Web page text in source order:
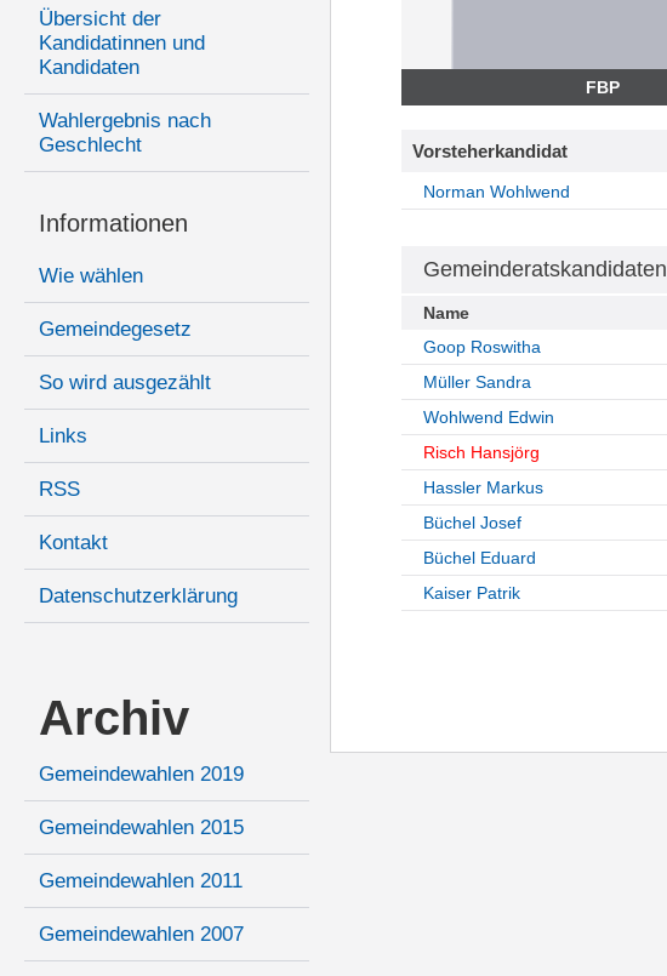
Übersicht der
Kandidatinnen und
Kandidaten
Wahlergebnis nach
Geschlecht
Informationen
Wie wählen
Gemeindegesetz
So wird ausgezählt
Links
RSS
Kontakt
Datenschutzerklärung
Archiv
Gemeindewahlen 2019
Gemeindewahlen 2015
Gemeindewahlen 2011
Gemeindewahlen 2007
FBP
Vorsteherkandidat
Norman Wohlwend
Gemeinderatskandidaten
Name
Goop Roswitha
Müller Sandra
Wohlwend Edwin
Risch Hansjörg
Hassler Markus
Büchel Josef
Büchel Eduard
Kaiser Patrik